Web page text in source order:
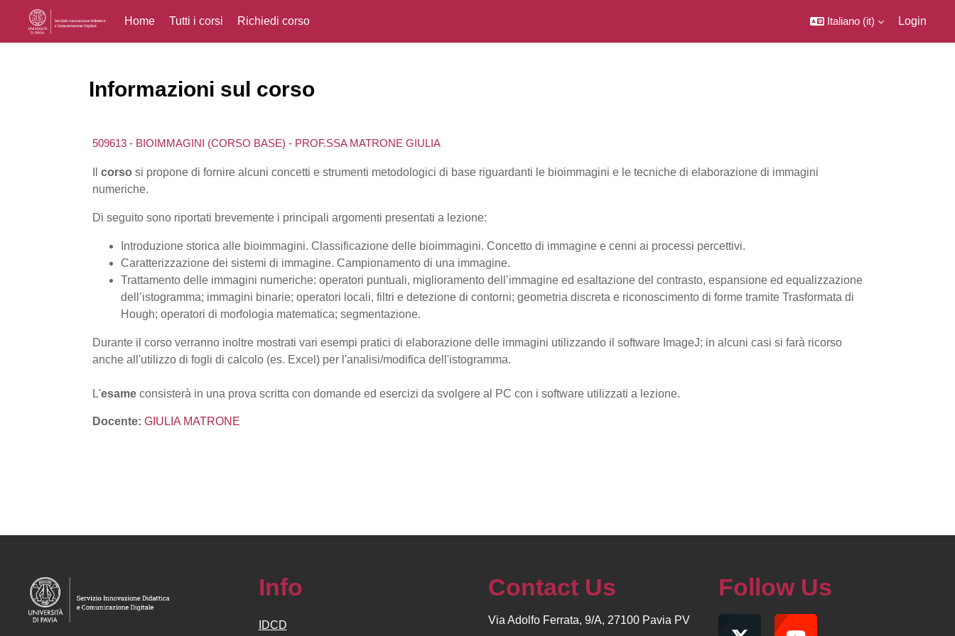
Home Tutti i corsi Richiedi corso Italiano ‎(it)‎ Login
Informazioni sul corso
509613 - BIOIMMAGINI (CORSO BASE) - PROF.SSA MATRONE GIULIA
corso si propone di fornire alcuni concetti e strumenti metodologici di base riguardanti le bioimmagini e le tecniche di elaborazione di immagini
numeriche.
Di seguito sono riportati brevemente i principali argomenti presentati a lezione:
Introduzione storica alle bioimmagini. Classificazione delle bioimmagini. Concetto di immagine e cenni ai processi percettivi.
Caratterizzazione dei sistemi di immagine. Campionamento di una immagine.
Trattamento delle immagini numeriche: operatori puntuali, miglioramento dell’immagine ed esaltazione del contrasto, espansione ed equalizzazione
dell’istogramma; immagini binarie; operatori locali, filtri e detezione di contorni; geometria discreta e riconoscimento di forme tramite Trasformata di
Hough; operatori di morfologia matematica; segmentazione.
Durante il corso verranno inoltre mostrati vari esempi pratici di elaborazione delle immagini utilizzando il software ImageJ; in alcuni casi si farà ricorso
anche all'utilizzo di fogli di calcolo (es. Excel) per l'analisi/modifica dell'istogramma.
L'esame consisterà in una prova scritta con domande ed esercizi da svolgere al PC con i software utilizzati a lezione.
Docente: GIULIA MATRONE
Info
IDCD
Contact Us
Via Adolfo Ferrata, 9/A, 27100 Pavia PV
Follow Us